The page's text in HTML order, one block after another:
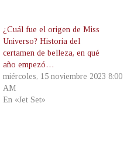
¿Cuál fue el origen de Miss
Universo? Historia del
certamen de belleza, en qué
año empezó…
miércoles, 15 noviembre 2023 8:00
AM
En «Jet Set»